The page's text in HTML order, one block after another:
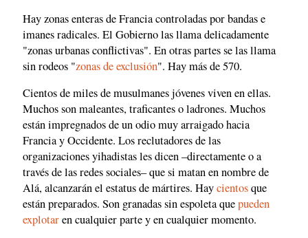
Hay zonas enteras de Francia controladas por bandas e
imanes radicales. El Gobierno las llama delicadamente
"zonas urbanas conflictivas". En otras partes se las llama
sin rodeos "zonas de exclusión". Hay más de 570.
Cientos de miles de musulmanes jóvenes viven en ellas.
Muchos son maleantes, traficantes o ladrones. Muchos
están impregnados de un odio muy arraigado hacia
Francia y Occidente. Los reclutadores de las
organizaciones yihadistas les dicen –directamente o a
través de las redes sociales– que si matan en nombre de
Alá, alcanzarán el estatus de mártires. Haycientosque
están preparados. Son granadas sin espoleta quepueden
explotaren cualquier parte y en cualquier momento.